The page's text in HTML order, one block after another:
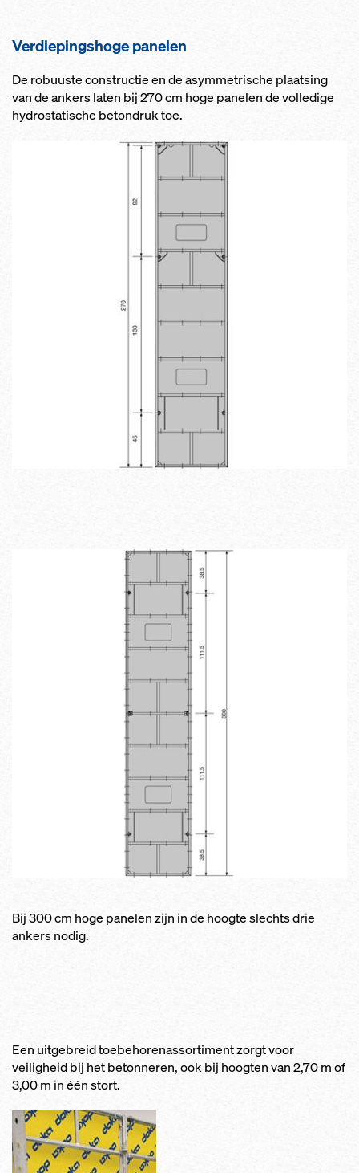
Verdiepingshoge panelen
De robuuste constructie en de asymmetrische plaatsing
van de ankers laten bij 270 cm hoge panelen de volledige
hydrostatische betondruk toe.
Bij 300 cm hoge panelen zijn in de hoogte slechts drie
ankers nodig.
Een uitgebreid toebehorenassortiment zorgt voor
veiligheid bij het betonneren, ook bij hoogten van 2,70 m of
3,00 m in één stort.